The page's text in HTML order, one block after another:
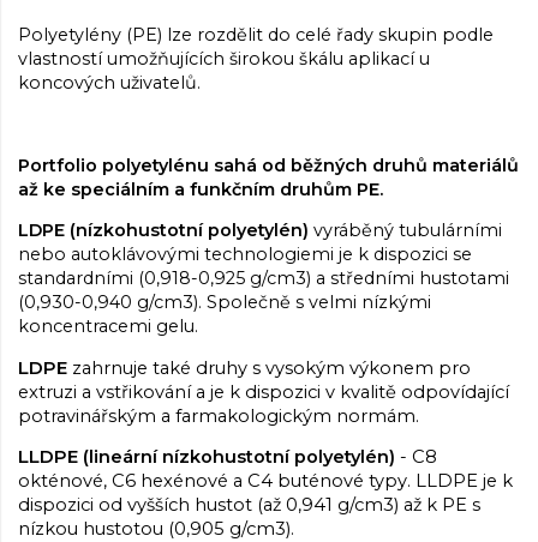
Polyetylény (PE) lze rozdělit do celé řady skupin podle
vlastností umožňujících širokou škálu aplikací u
koncových uživatelů.
Portfolio polyetylénu sahá od běžných druhů materiálů
až ke speciálním a funkčním druhům PE.
LDPE (nízkohustotní polyetylén) vyráběný tubulárními
nebo autoklávovými technologiemi je k dispozici se
standardními (0,918-0,925 g/cm3) a středními hustotami
(0,930-0,940 g/cm3). Společně s velmi nízkými
koncentracemi gelu.
LDPE zahrnuje také druhy s vysokým výkonem pro
extruzi a vstřikování a je k dispozici v kvalitě odpovídající
potravinářským a farmakologickým normám.
LLDPE (lineární nízkohustotní polyetylén) - C8
okténové, C6 hexénové a C4 buténové typy. LLDPE je k
dispozici od vyšších hustot (až 0,941 g/cm3) až k PE s
nízkou hustotou (0,905 g/cm3).